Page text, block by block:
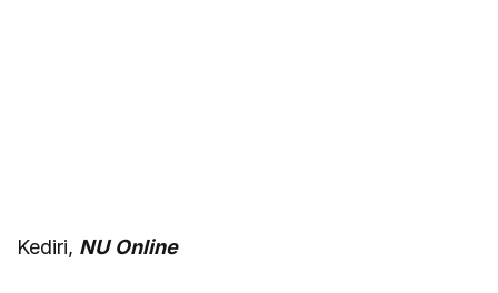
Kediri, NU Online